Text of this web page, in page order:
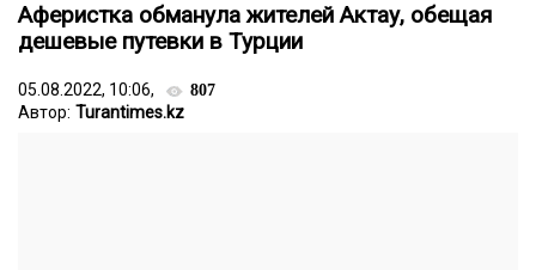
Аферистка обманула жителей Актау, обещая
дешевые путевки в Турции
05.08.2022, 10:06, 807
Автор: Turantimes.kz